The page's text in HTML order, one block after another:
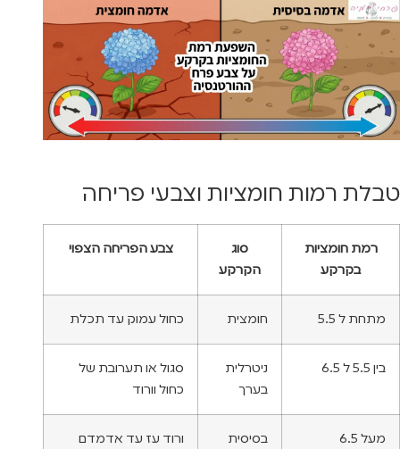
טבלת רמות חומציות וצבעי פריחה
רמת חומציות
בקרקע
סוג
הקרקע
צבע הפריחה הצפוי
מתחת ל 5.5 חומצית כחול עמוק עד תכלת
בין 5.5 ל 6.5
ניטרלית
בערך
סגול או תערובת של
כחול וורוד
מעל 6.5 בסיסית ורוד עז עד אדמדם